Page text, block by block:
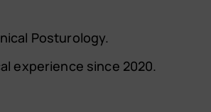
Posturology.
experience since 2020.